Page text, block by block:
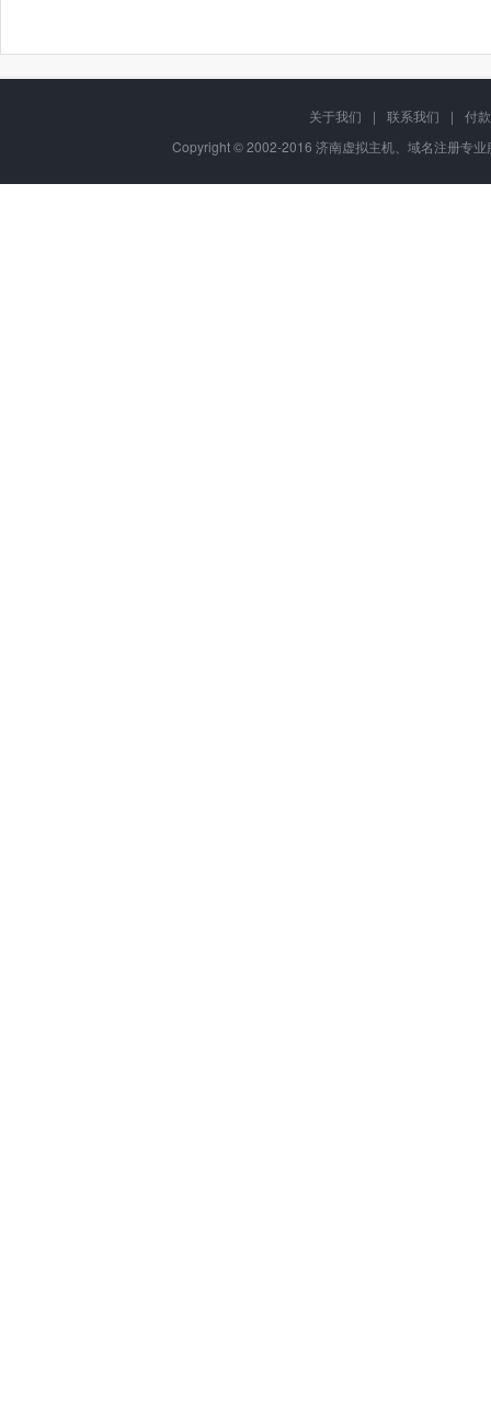
关于我们 | 联系我们 |
付
Copyright © 2002-2016 济南虚拟主机、域名注册专